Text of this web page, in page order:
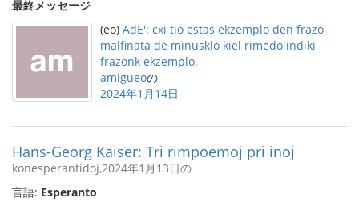
最終メッセージ
(eo) AdE': cxi tio estas ekzemplo den frazo
malfinata de minusklo kiel rimedo indiki
frazonk ekzemplo.
amigueoの
2024年1月14日
Hans-Georg Kaiser: Tri rimpoemoj pri inoj
konesperantidoj,2024年1月13日の
言語: Esperanto